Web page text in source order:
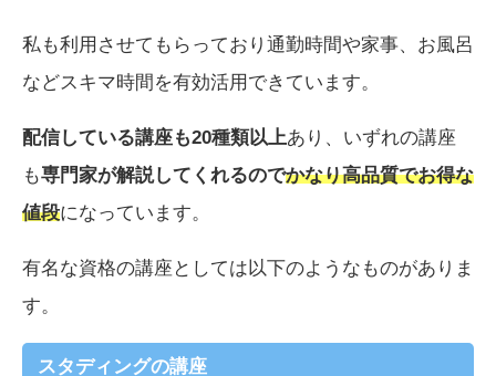
私も利用させてもらっており通勤時間や家事、お風呂
などスキマ時間を有効活用できています。
配信している講座も20種類以上あり、いずれの講座
も専門家が解説してくれるのでかなり高品質でお得な
値段になっています。
有名な資格の講座としては以下のようなものがありま
す。
スタディングの講座